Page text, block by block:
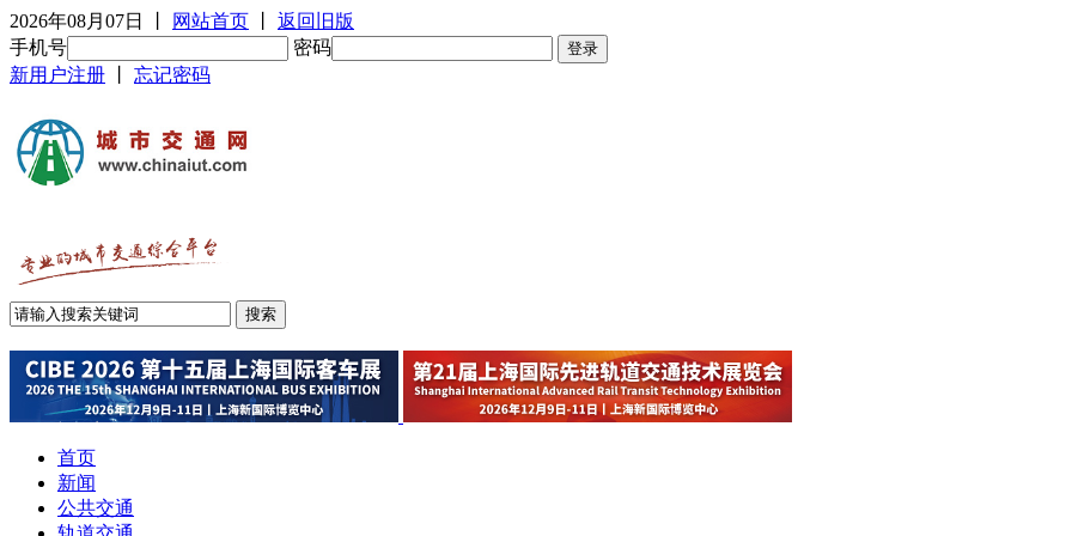
2026年08月07日 网站首页
返回旧版
手机号
密码
新用户注册
忘记密码
首页
新闻
公共交通